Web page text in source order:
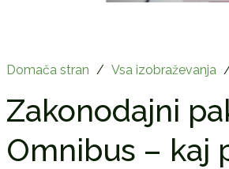
Domača stran / Vsa izobraževanja
Zakonodajni
Omnibus – kaj